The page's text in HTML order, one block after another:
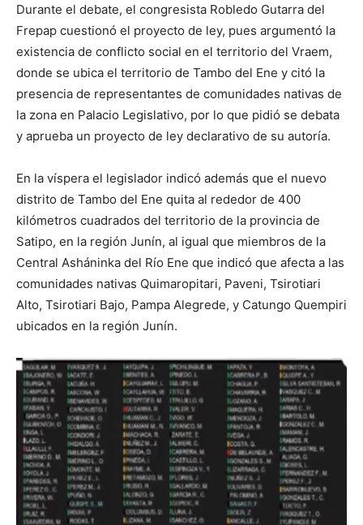
Durante el debate, el congresista Robledo Gutarra del
Frepap cuestionó el proyecto de ley, pues argumentó la
existencia de conflicto social en el territorio del Vraem,
donde se ubica el territorio de Tambo del Ene y citó la
presencia de representantes de comunidades nativas de
la zona en Palacio Legislativo, por lo que pidió se debata
y aprueba un proyecto de ley declarativo de su autoría.
En la víspera el legislador indicó además que el nuevo
distrito de Tambo del Ene quita al rededor de 400
kilómetros cuadrados del territorio de la provincia de
Satipo, en la región Junín, al igual que miembros de la
Central Asháninka del Río Ene que indicó que afecta a las
comunidades nativas Quimaropitari, Paveni, Tsirotiari
Alto, Tsirotiari Bajo, Pampa Alegrede, y Catungo Quempiri
ubicados en la región Junín.